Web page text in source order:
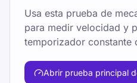
Usa esta prueba de
para medir velocidad y
temporizador constante
Abrir prueba principal